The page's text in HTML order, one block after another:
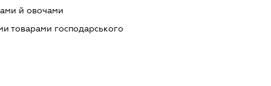
й овочами
товарами господарського